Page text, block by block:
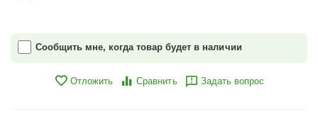
Сообщить мне, когда товар будет в наличии
Отложить Сравнить Задать вопрос